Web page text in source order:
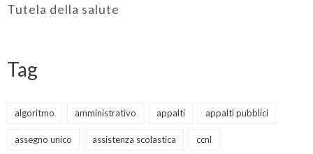
Tutela della salute
Tag
algoritmo amministrativo appalti appalti pubblici
assegno unico assistenza scolastica ccnl